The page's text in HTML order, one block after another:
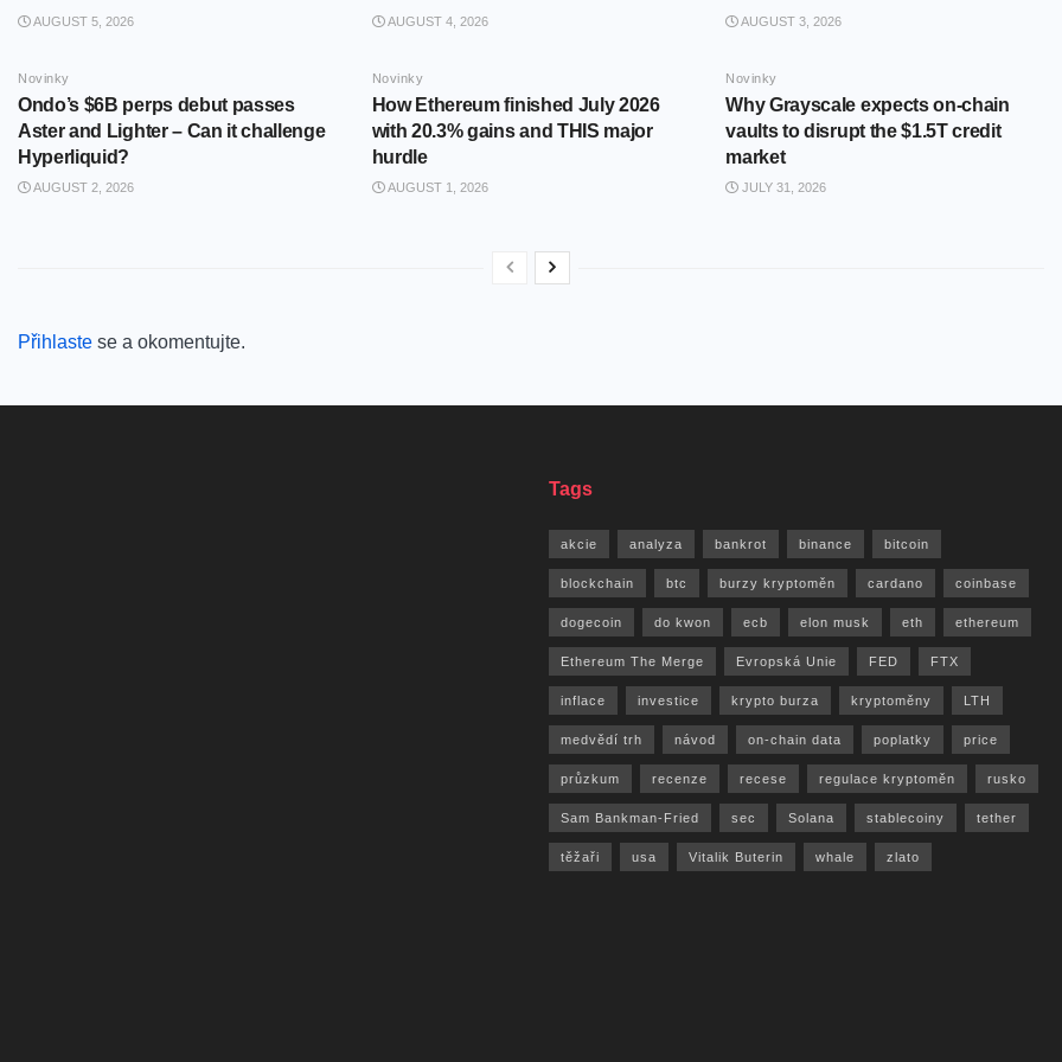
AUGUST 5, 2026 AUGUST 4, 2026 AUGUST 3, 2026
Novinky
Ondo’s $6B perps debut passes
Aster and Lighter – Can it challenge
Hyperliquid?
AUGUST 2, 2026
Novinky
How Ethereum finished July 2026
with 20.3% gains and THIS major
hurdle
AUGUST 1, 2026
Novinky
Why Grayscale expects on-chain
vaults to disrupt the $1.5T credit
market
JULY 31, 2026
Přihlaste se a okomentujte.
Tags
akcie analyza bankrot binance bitcoin
blockchain btc burzy kryptoměn cardano coinbase
dogecoin do kwon ecb elon musk eth ethereum
Ethereum The Merge Evropská Unie FED FTX
inflace investice krypto burza kryptoměny LTH
medvědí trh návod on-chain data poplatky price
průzkum recenze recese regulace kryptoměn rusko
Sam Bankman-Fried sec Solana stablecoiny tether
těžaři usa Vitalik Buterin whale zlato